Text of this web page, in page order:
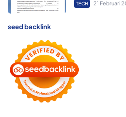
TECH 21 Februari
seed backlink